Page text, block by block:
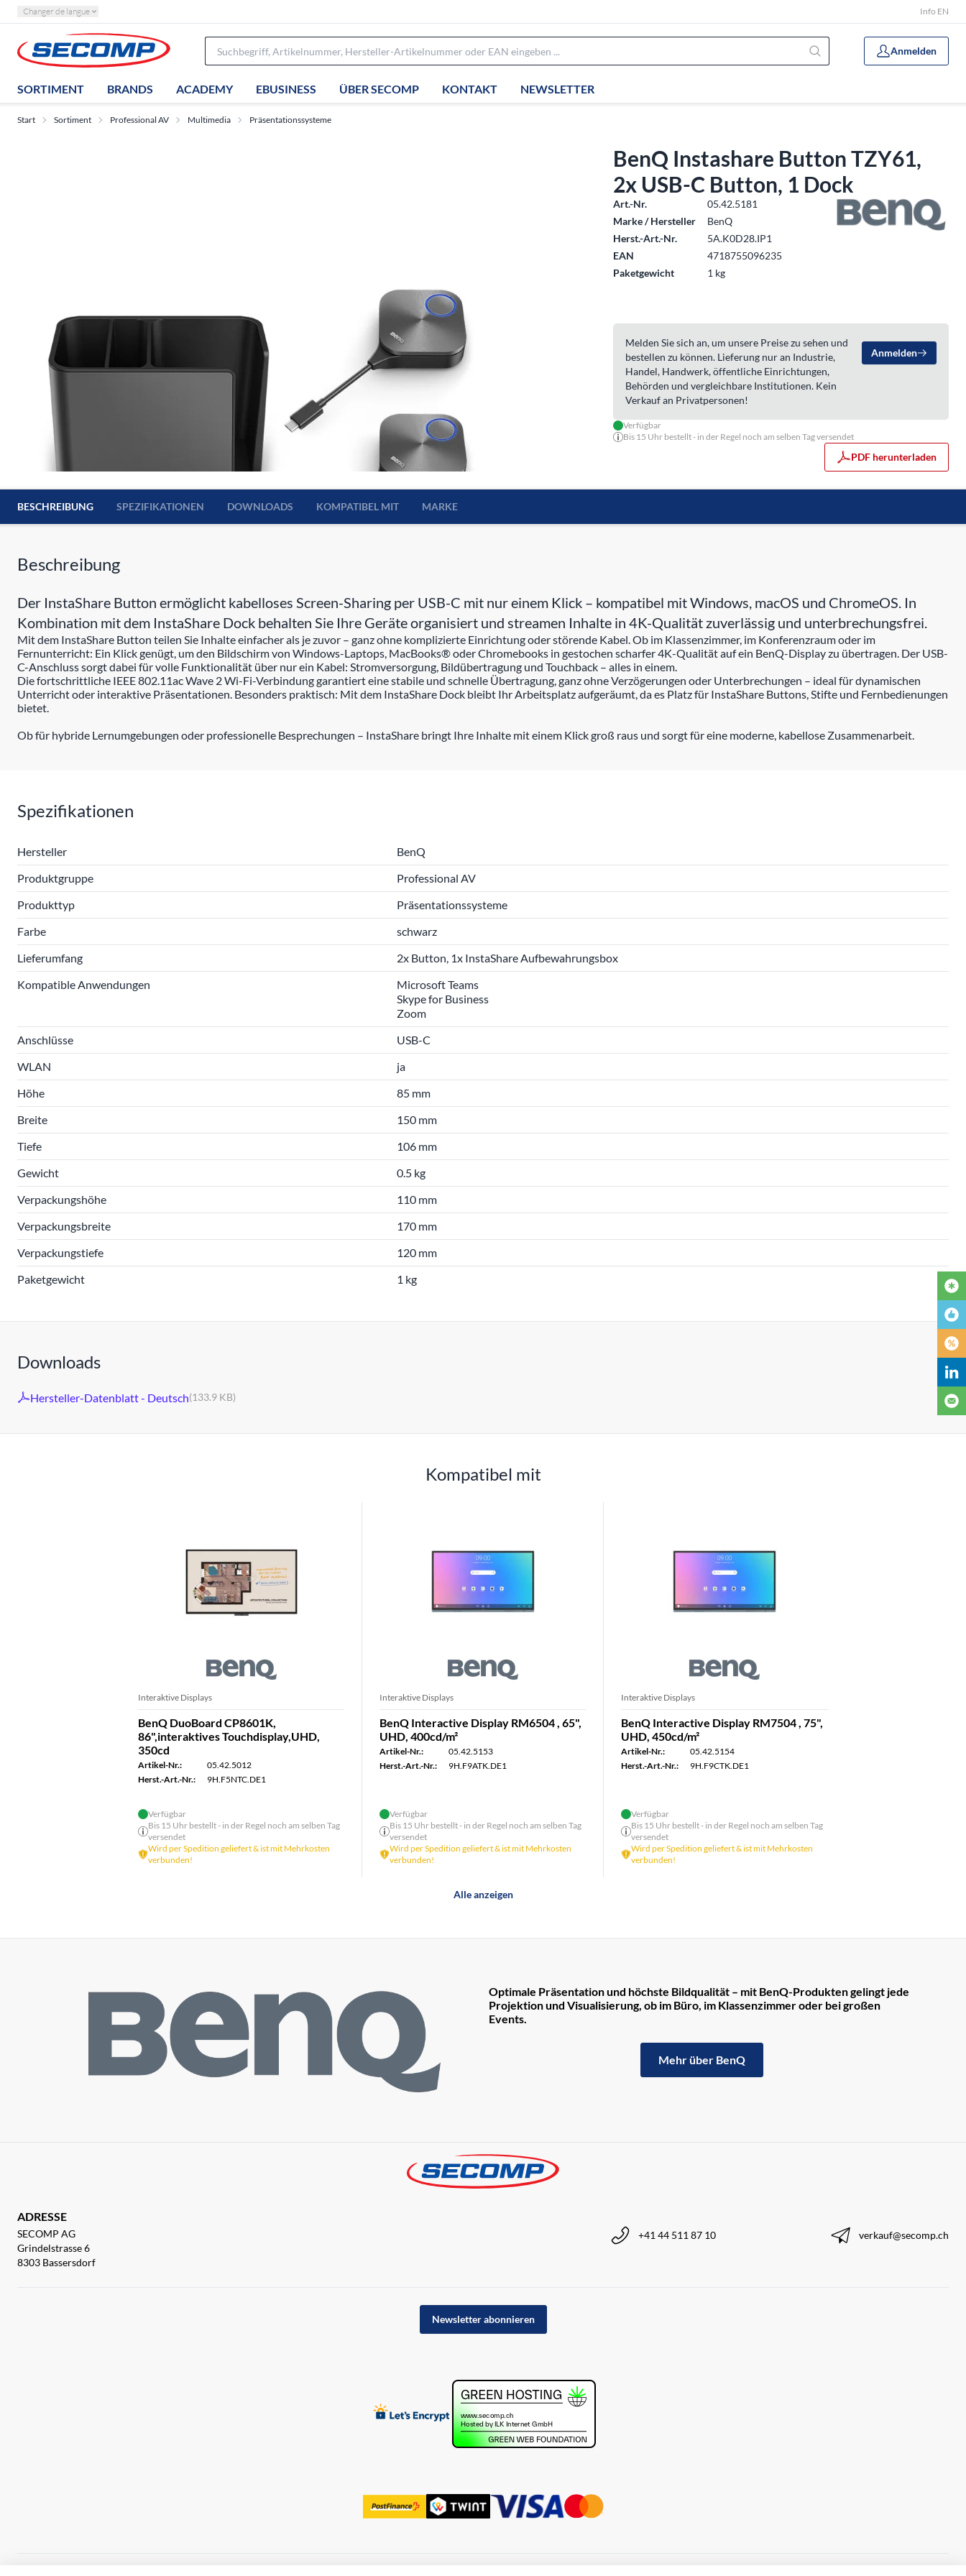
Changer de langue Info EN
Anmelden
SORTIMENT BRANDS ACADEMY EBUSINESS ÜBER SECOMP KONTAKT NEWSLETTER
Start Sortiment Professional AV Multimedia Präsentationssysteme
BenQ Instashare Button TZY61,
2x USB-C Button, 1 Dock
Art.-Nr.
05.42.5181
Marke / Hersteller
BenQ
Herst.-Art.-Nr.
5A.K0D28.IP1
EAN
4718755096235
Paketgewicht
1 kg
Melden Sie sich an, um unsere Preise zu sehen und
bestellen zu können. Lieferung nur an Industrie,
Handel, Handwerk, öffentliche Einrichtungen,
Behörden und vergleichbare Institutionen. Kein
Verkauf an Privatpersonen!
Anmelden
Verfügbar
Bis 15 Uhr bestellt - in der Regel noch am selben Tag versendet
PDF herunterladen
BESCHREIBUNG SPEZIFIKATIONEN DOWNLOADS KOMPATIBEL MIT MARKE
Beschreibung
Der InstaShare Button ermöglicht kabelloses Screen-Sharing per USB-C mit nur einem Klick – kompatibel mit Windows, macOS und ChromeOS. In
Kombination mit dem InstaShare Dock behalten Sie Ihre Geräte organisiert und streamen Inhalte in 4K-Qualität zuverlässig und unterbrechungsfrei.
Mit dem InstaShare Button teilen Sie Inhalte einfacher als je zuvor – ganz ohne komplizierte Einrichtung oder störende Kabel. Ob im Klassenzimmer, im Konferenzraum oder im
Fernunterricht: Ein Klick genügt, um den Bildschirm von Windows-Laptops, MacBooks® oder Chromebooks in gestochen scharfer 4K-Qualität auf ein BenQ-Display zu übertragen. Der USB-
C-Anschluss sorgt dabei für volle Funktionalität über nur ein Kabel: Stromversorgung, Bildübertragung und Touchback – alles in einem.
Die fortschrittliche IEEE 802.11ac Wave 2 Wi-Fi-Verbindung garantiert eine stabile und schnelle Übertragung, ganz ohne Verzögerungen oder Unterbrechungen – ideal für dynamischen
Unterricht oder interaktive Präsentationen. Besonders praktisch: Mit dem InstaShare Dock bleibt Ihr Arbeitsplatz aufgeräumt, da es Platz für InstaShare Buttons, Stifte und Fernbedienungen
bietet.
Ob für hybride Lernumgebungen oder professionelle Besprechungen – InstaShare bringt Ihre Inhalte mit einem Klick groß raus und sorgt für eine moderne, kabellose Zusammenarbeit.
Spezifikationen
Hersteller
BenQ
Produktgruppe
Professional AV
Produkttyp
Präsentationssysteme
Farbe
schwarz
Lieferumfang
2x Button, 1x InstaShare Aufbewahrungsbox
Kompatible Anwendungen
Microsoft Teams
Skype for Business
Zoom
Anschlüsse
USB-C
WLAN
ja
Höhe
85 mm
Breite
150 mm
Tiefe
106 mm
Gewicht
0.5 kg
Verpackungshöhe
110 mm
Verpackungsbreite
170 mm
Verpackungstiefe
120 mm
Paketgewicht
1 kg
Downloads
Hersteller-Datenblatt - Deutsch(133.9 KB)
Kompatibel mit
Interaktive Displays
BenQ DuoBoard CP8601K,
86",interaktives Touchdisplay,UHD,
350cd
Artikel-Nr.:
05.42.5012
Herst.-Art.-Nr.:
9H.F5NTC.DE1
Verfügbar
Bis 15 Uhr bestellt - in der Regel noch am selben Tag
versendet
Wird per Spedition geliefert & ist mit Mehrkosten
verbunden!
Interaktive Displays
BenQ Interactive Display RM6504 , 65",
UHD, 400cd/m²
Artikel-Nr.:
05.42.5153
Herst.-Art.-Nr.:
9H.F9ATK.DE1
Verfügbar
Bis 15 Uhr bestellt - in der Regel noch am selben Tag
versendet
Wird per Spedition geliefert & ist mit Mehrkosten
verbunden!
Interaktive Displays
BenQ Interactive Display RM7504 , 75",
UHD, 450cd/m²
Artikel-Nr.:
05.42.5154
Herst.-Art.-Nr.:
9H.F9CTK.DE1
Verfügbar
Bis 15 Uhr bestellt - in der Regel noch am selben Tag
versendet
Wird per Spedition geliefert & ist mit Mehrkosten
verbunden!
Alle anzeigen
Optimale Präsentation und höchste Bildqualität – mit BenQ-Produkten gelingt jede
Projektion und Visualisierung, ob im Büro, im Klassenzimmer oder bei großen
Events.
Mehr über BenQ
ADRESSE
SECOMP AG
Grindelstrasse 6
8303 Bassersdorf
+41 44 511 87 10 verkauf@secomp.ch
Newsletter abonnieren